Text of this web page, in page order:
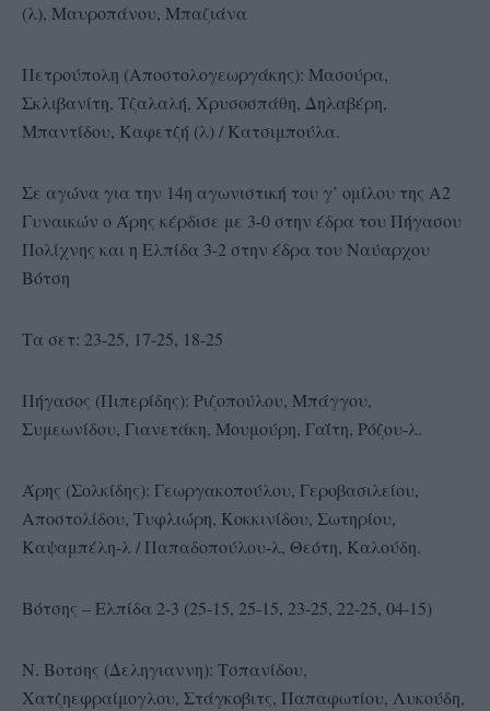
(λ), Μαυροπάνου, Μπαζιάνα
Πετρούπολη (Αποστολογεωργάκης): Μασούρα,
Σκλιβανίτη, Τζαλαλή, Χρυσοσπάθη, Δηλαβέρη,
Μπαντίδου, Καφετζή (λ) / Κατσιμπούλα.
Σε αγώνα για την 14η αγωνιστική του γ’ ομίλου της Α2
Γυναικών ο Άρης κέρδισε με 3-0 στην έδρα του Πήγασου
Πολίχνης και η Ελπίδα 3-2 στην έδρα του Ναύαρχου
Βότση
Τα σετ: 23-25, 17-25, 18-25
Πήγασος (Πιπερίδης): Ριζοπούλου, Μπάγγου,
Συμεωνίδου, Γιανετάκη, Μουμούρη, Γαΐτη, Ρόζου-λ.
Άρης (Σολκίδης): Γεωργακοπούλου, Γεροβασιλείου,
Αποστολίδου, Τυφλιώρη, Κοκκινίδου, Σωτηρίου,
Καψαμπέλη-λ / Παπαδοπούλου-λ, Θεότη, Καλούδη.
Βότσης – Ελπίδα 2-3 (25-15, 25-15, 23-25, 22-25, 04-15)
Ν. Βοτσης (Δεληγιαννη): Τσπανίδου,
Χατζηεφραίμογλου, Στάγκοβιτς, Παπαφωτίου, Λυκούδη,